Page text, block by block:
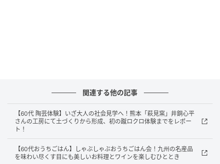
関連する他の記事
【60代 陶芸体験】いざ大人の社会見学へ！熊本「萩見窯」井銅心平
さんの工房にて土づくりから形成、初の蹴ロクロ体験までをレポー
ト！
【60代おうちごはん】しゃぶしゃぶおうちごはん会！九州の名産品
を味わい尽くす目にも美しいお料理とワインを楽しむひととき